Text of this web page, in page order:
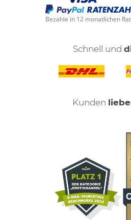
Bezahle in 12 monatlichen
Schnell und
Kunden